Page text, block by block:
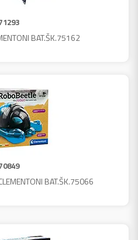
BAT.ŠK.75162
BAT.ŠK.75066